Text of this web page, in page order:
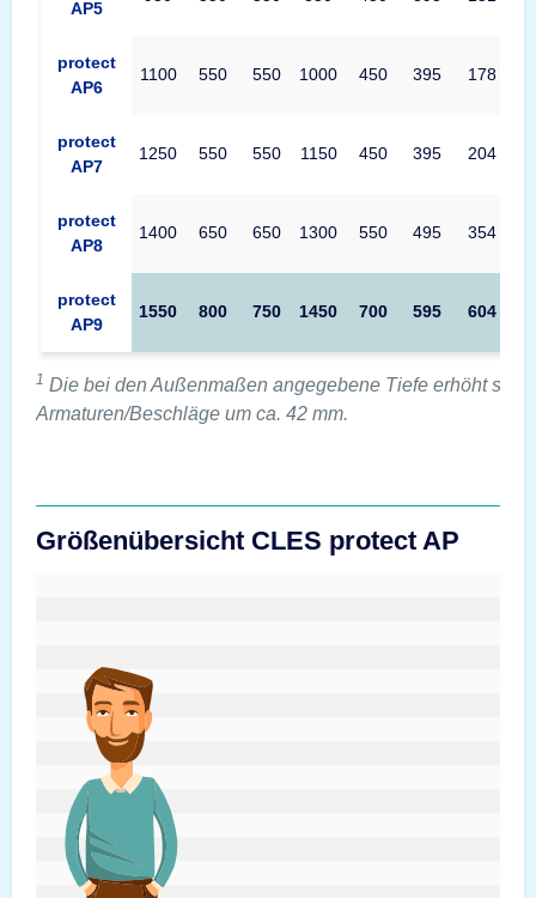
AP5
protect
AP6
1100 550 550 1000 450 395 178
protect
AP7
1250 550 550 1150 450 395 204
protect
AP8
1400 650 650 1300 550 495 354
protect
AP9
1550 800 750 1450 700 595 604
1 Die bei den Außenmaßen angegebene Tiefe erhöht sich
Armaturen/Beschläge um ca. 42 mm.
Größenübersicht CLES protect AP